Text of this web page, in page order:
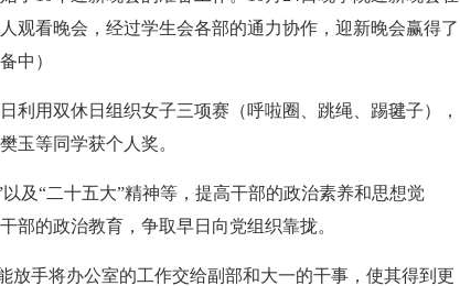
观看晚会，经过学生会各部的通力协作，迎新晚会赢得了
中）
利用双休日组织女子三项赛（呼啦圈、跳绳、踢毽子），
玉等同学获个人奖。
以及“二十五大”精神等，提高干部的政治素养和思想觉
部的政治教育，争取早日向党组织靠拢。
放手将办公室的工作交给副部和大一的干事，使其得到更